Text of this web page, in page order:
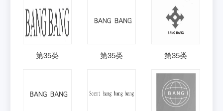
第35类 第35类 第35类